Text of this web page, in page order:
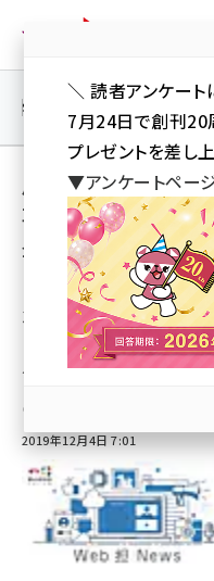
ン
seo (3523)
ai (2804)
youtube (2429)
note (2312)
z世代 (1622)
meo (1275)
llmo (1161)
SEO
用語「デューデリジ
事の一覧
全 2 記事中 1 ～ 2 を表
トレジャーデータがデータ
ングを支援するサービスを
「データ・デューデリジェンス」
グと
2019年12月4日 7:01
＼ 読者アンケート
7月24日で創刊20
プレゼントを差し
▼アンケートペー